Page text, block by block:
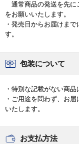
通常商品の発送を先に
をお願いいたします。
・発売日からお届けま
す。
包装について
・特別な記載がない商品
・ご用途を問わず、お
いたします。
お支払方法